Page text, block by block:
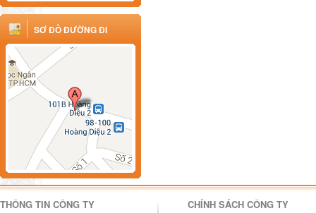
SƠ ĐỒ ĐƯỜNG ĐI
THÔNG TIN CÔNG TY CHÍNH SÁCH CÔNG TY